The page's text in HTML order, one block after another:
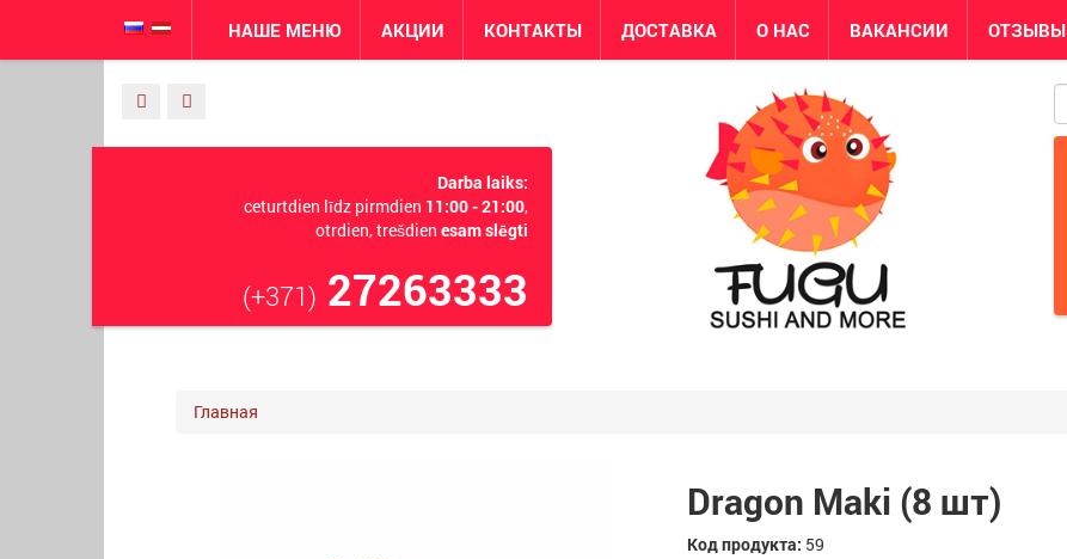
НАШЕ МЕНЮ АКЦИИ КОНТАКТЫ ДОСТАВКА О НАС ВАКАНСИИ ОТЗЫВЫ
Darba laiks:
ceturtdien līdz pirmdien 11:00 - 21:00,
otrdien, trešdien esam slēgti
(+371) 27263333
Главная
Dragon Maki (8 шт)
Код продукта: 59